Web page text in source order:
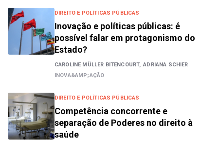
DIREITO E POLÍTICAS PÚBLICAS
Inovação e políticas públicas: é
possível falar em protagonismo do
Estado?
CAROLINE MÜLLER BITENCOURT, ADRIANA SCHIER |
INOVA&AMP;AÇÃO
DIREITO E POLÍTICAS PÚBLICAS
Competência concorrente e
separação de Poderes no direito à
saúde